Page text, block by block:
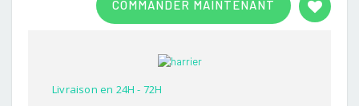
COMMANDER MAINTENANT
Livraison en 24H - 72H